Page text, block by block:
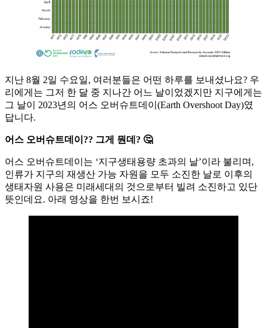
지난 8월 2일 수요일, 여러분들은 어떤 하루를 보내셨나요? 우
리에게는 그저 한 달 중 지나간 어느 날이었겠지만 지구에게는
그 날이 2023년의 어스 오버슈트데이(Earth Overshoot Day)였
답니다.
어스 오버슈트데이?? 그게 뭔데? 🤔
어스 오버슈트데이는 ‘지구생태용량 초과의 날’이라 불리며,
인류가 지구의 재생산 가능 자원을 모두 소진한 날로 이후의
생태자원 사용은 미래세대의 것으로부터 빌려 소진하고 있단
뜻인데요. 아래 영상을 한번 보시죠!